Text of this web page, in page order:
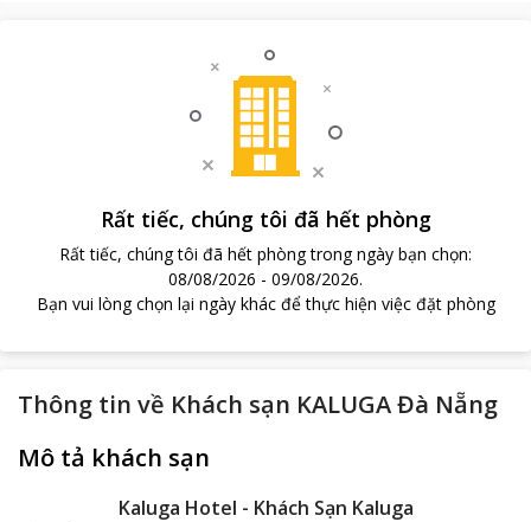
Rất tiếc, chúng tôi đã hết phòng
Rất tiếc, chúng tôi đã hết phòng trong ngày bạn chọn:
08/08/2026 - 09/08/2026.
Bạn vui lòng chọn lại ngày khác để thực hiện việc đặt phòng
Thông tin về Khách sạn KALUGA Đà Nẵng
Mô tả khách sạn
Kaluga Hotel - Khách Sạn Kaluga